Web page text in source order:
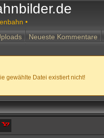
•
Neueste Kommentare
gewählte Datei existiert nicht!